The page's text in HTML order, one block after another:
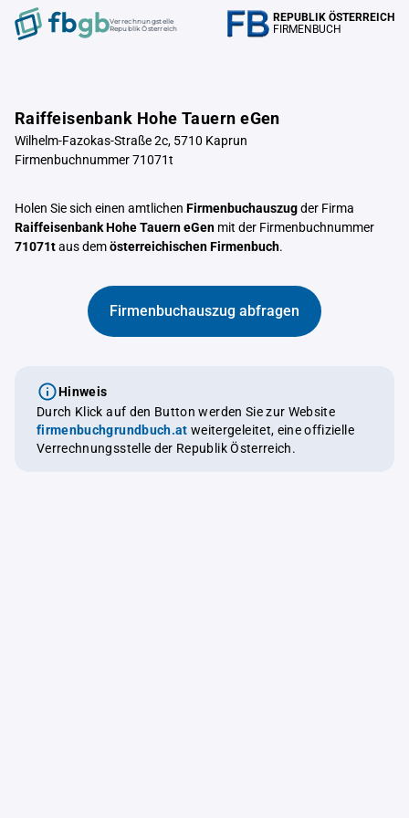
Verrechnungstelle
Republik Österreich
REPUBLIK ÖSTERREICH
FIRMENBUCH
Raiffeisenbank Hohe Tauern eGen
Wilhelm-Fazokas-Straße 2c, 5710 Kaprun
Firmenbuchnummer 71071t
Holen Sie sich einen amtlichen Firmenbuchauszugder Firma
Raiffeisenbank Hohe Tauern eGen mit der Firmenbuchnummer
71071taus demösterreichischen Firmenbuch.
Firmenbuchauszug abfragen
Hinweis
Durch Klick auf den Button werden Sie zur Website
firmenbuchgrundbuch.at weitergeleitet, eine offizielle
Verrechnungsstelle der Republik Österreich.